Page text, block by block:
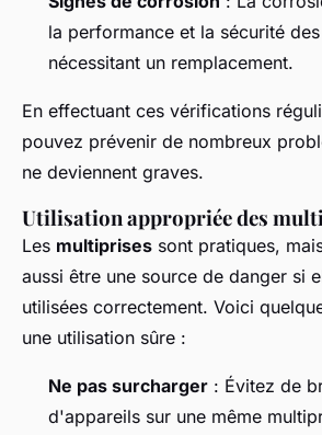
la performance et la sécurité
nécessitant un remplacement.
En effectuant ces vérifications
pouvez prévenir de nombreux
ne deviennent graves.
Utilisation appropriée des
Les multiprises sont pratiques,
aussi être une source de danger si
utilisées correctement. Voici
une utilisation sûre :
Ne pas surcharger : Évitez de
d'appareils sur une même